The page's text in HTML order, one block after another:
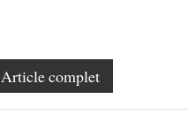
Article complet